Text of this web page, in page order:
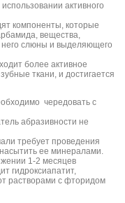
активного
компоненты, которые
вещества,
него слюны и выделяющего
более активное
ткани, и достигается
чередовать с
абразивности не
требует проведения
ее минералами.
1-2 месяцев
гидроксиапатит,
растворами с фторидом